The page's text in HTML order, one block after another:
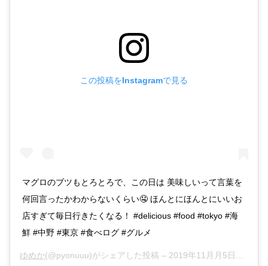
この投稿をInstagramで見る
マグロのブツもとろとろで、この日は 美味しいって言葉を
何回言ったかわからないくらい🤤 ほんとにほんとにいいお
店すぎて毎日行きたくなる！ #delicious #food #tokyo #海
鮮 #中野 #東京 #食べログ #グルメ
ゆめか(@pyonuuu)がシェアした投稿 – 2019年11月月5日午前2時17分PST